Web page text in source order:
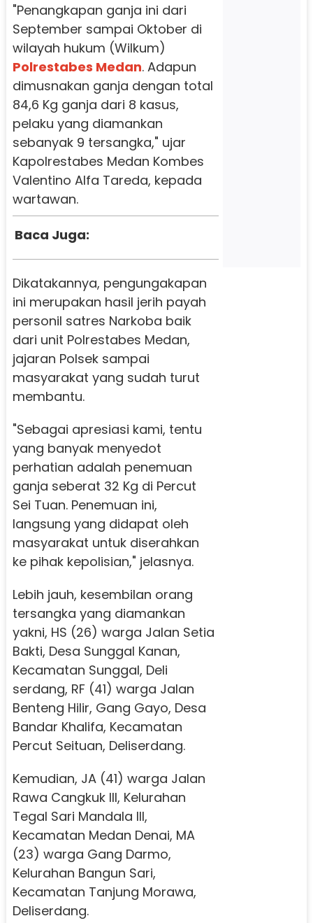
"Penangkapan ganja ini dari
September sampai Oktober di
wilayah hukum (Wilkum)
Polrestabes Medan. Adapun
dimusnakan ganja dengan total
84,6 Kg ganja dari 8 kasus,
pelaku yang diamankan
sebanyak 9 tersangka," ujar
Kapolrestabes Medan Kombes
Valentino Alfa Tareda, kepada
wartawan.
Baca Juga:
Dikatakannya, pengungakapan
ini merupakan hasil jerih payah
personil satres Narkoba baik
dari unit Polrestabes Medan,
jajaran Polsek sampai
masyarakat yang sudah turut
membantu.
"Sebagai apresiasi kami, tentu
yang banyak menyedot
perhatian adalah penemuan
ganja seberat 32 Kg di Percut
Sei Tuan. Penemuan ini,
langsung yang didapat oleh
masyarakat untuk diserahkan
ke pihak kepolisian," jelasnya.
Lebih jauh, kesembilan orang
tersangka yang diamankan
yakni, HS (26) warga Jalan Setia
Bakti, Desa Sunggal Kanan,
Kecamatan Sunggal, Deli
serdang, RF (41) warga Jalan
Benteng Hilir, Gang Gayo, Desa
Bandar Khalifa, Kecamatan
Percut Seituan, Deliserdang.
Kemudian, JA (41) warga Jalan
Rawa Cangkuk III, Kelurahan
Tegal Sari Mandala III,
Kecamatan Medan Denai, MA
(23) warga Gang Darmo,
Kelurahan Bangun Sari,
Kecamatan Tanjung Morawa,
Deliserdang.